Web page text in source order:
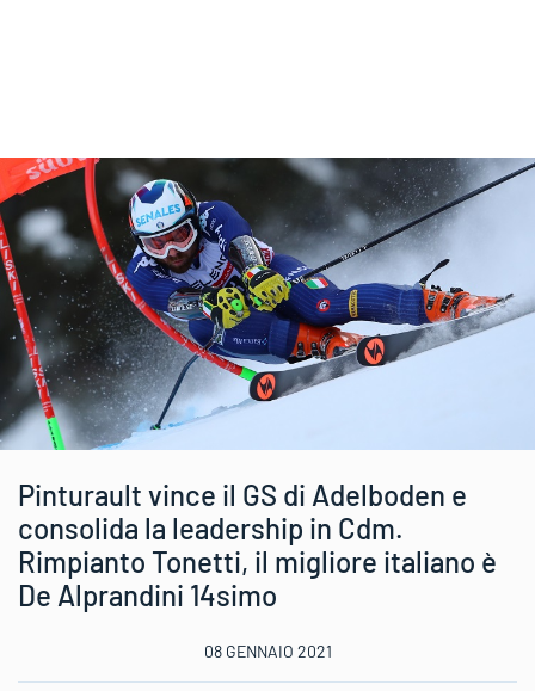
Pinturault vince il GS di Adelboden e
consolida la leadership in Cdm.
Rimpianto Tonetti, il migliore italiano è
De Alprandini 14simo
08 GENNAIO 2021